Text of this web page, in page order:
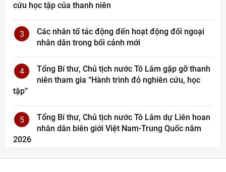
cứu học tập của thanh niên
3
Các nhân tố tác động đến hoạt động đối ngoại
nhân dân trong bối cảnh mới
4
Tổng Bí thư, Chủ tịch nước Tô Lâm gặp gỡ thanh
niên tham gia “Hành trình đỏ nghiên cứu, học
tập”
5
Tổng Bí thư, Chủ tịch nước Tô Lâm dự Liên hoan
nhân dân biên giới Việt Nam-Trung Quốc năm
2026